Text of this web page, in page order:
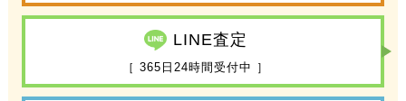
LINE査定
［ 365日24時間受付中 ］